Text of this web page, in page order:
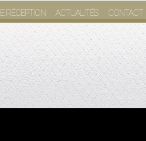
RÉCEPTION ACTUALITÉS CONTACT